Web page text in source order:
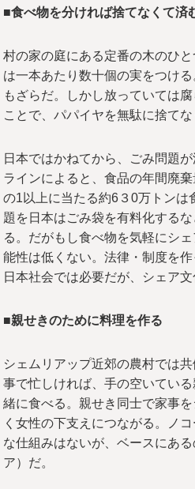
■食べ物を分ければ捨てなくて済
村の家の庭にある定番の木のひ
は一本あたり数十個の実をつけ
もざらだ。しかし放っていては
ことで、パパイヤを無駄に捨てな
日本ではかねてから、ごみ問題
ラインによると、食品の年間廃
の1以上に当たる約6３0万トンは
題を日本はごみ袋を有料化する
る。だがもし食べ物を気軽にシ
能性は低くない。法律・制度を
日本社会では必要だが、シェア
■親せきのために料理を作る
シェムリアップ近郊の農村では
事で忙しければ、手の空いてい
緒に食べる。親せき同士で家事
く女性の下支えにつながる。ノ
な仕組みはないが、ベースにあ
ア）だ。